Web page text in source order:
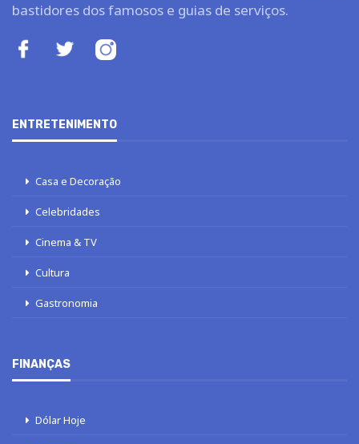
bastidores dos famosos e guias de serviços.
ENTRETENIMENTO
Casa e Decoração
Celebridades
Cinema & TV
Cultura
Gastronomia
FINANÇAS
Dólar Hoje